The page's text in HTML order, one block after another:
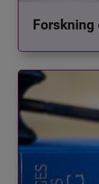
Forskning